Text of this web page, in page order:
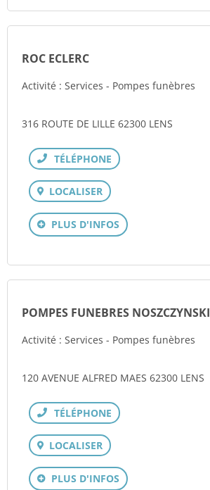
ROC ECLERC
Activité : Services - Pompes funèbres
316 ROUTE DE LILLE 62300 LENS
Téléphone
LOCALISER
PLUS D'INFOS
POMPES FUNEBRES NOSZCZYNSKI
Activité : Services - Pompes funèbres
120 AVENUE ALFRED MAES 62300 LENS
Téléphone
LOCALISER
PLUS D'INFOS